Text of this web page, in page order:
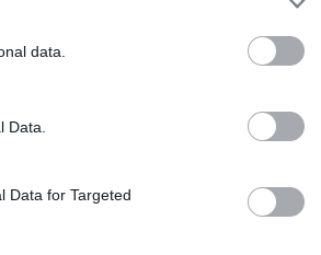
data.
Data.
Data for Targeted